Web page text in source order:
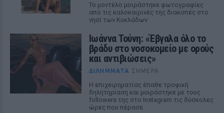
Το μοντέλο μοιράστηκε φωτογραφίες
από τις καλοκαιρινές της διακοπές στο
νησί των Κυκλάδων
Ιωάννα Τούνη: «Έβγαλα όλο το
βράδυ στο νοσοκομείο με ορούς
και αντιβιώσεις»
ΔΙΛΉΜΜΑΤΑ ΣΉΜΕΡΑ
Η επιχειρηματίας έπαθε τροφική
δηλητηρίαση και μοιράστηκε με τους
followers της στο Instagram τις δύσκολες
ώρες που πέρασε.